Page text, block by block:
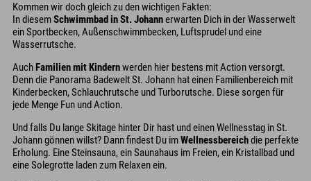
Kommen wir doch gleich zu den wichtigen Fakten:
In diesemSchwimmbad in St. Johannerwarten Dich in der Wasserwelt
ein Sportbecken, Außenschwimmbecken, Luftsprudel und eine
Wasserrutsche.
AuchFamilien mit Kindernwerden hier bestens mit Action versorgt.
Denn die Panorama Badewelt St. Johann hat einen Familienbereich mit
Kinderbecken, Schlauchrutsche und Turborutsche. Diese sorgen für
jede Menge Fun und Action.
Und falls Du lange Skitage hinter Dir hast und einen Wellnesstag in St.
Johann gönnen willst? Dann findest Du imWellnessbereichdie perfekte
Erholung. Eine Steinsauna, ein Saunahaus im Freien, ein Kristallbad und
eine Solegrotte laden zum Relaxen ein.